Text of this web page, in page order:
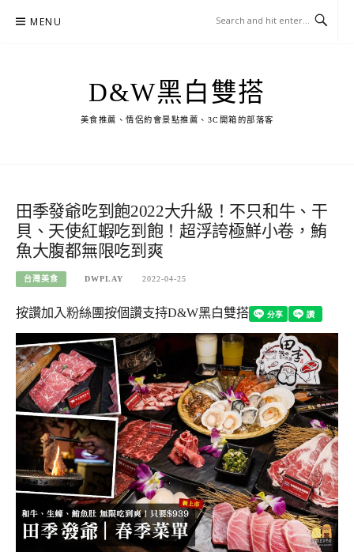
MENU
D&W黑白雙搭
美食推薦、情侶約會景點推薦、3C開箱的部落客
田季發爺吃到飽2022大升級！不只和牛、干
貝、天使紅蝦吃到飽！超浮誇極鮮小卷，鮪
魚大腹都無限吃到爽
台灣美食 DWPLAY 2022-04-25
按讚加入粉絲團按個讚支持D&W黑白雙搭